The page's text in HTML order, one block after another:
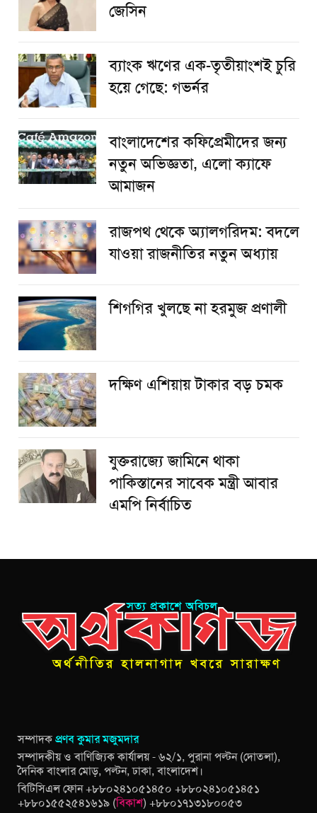
জেসিন
ব্যাংক ঋণের এক-তৃতীয়াংশই চুরি
হয়ে গেছে: গভর্নর
বাংলাদেশের কফিপ্রেমীদের জন্য
নতুন অভিজ্ঞতা, এলো ক্যাফে
আমাজন
রাজপথ থেকে অ্যালগরিদম: বদলে
যাওয়া রাজনীতির নতুন অধ্যায়
শিগগির খুলছে না হরমুজ প্রণালী
দক্ষিণ এশিয়ায় টাকার বড় চমক
যুক্তরাজ্যে জামিনে থাকা
পাকিস্তানের সাবেক মন্ত্রী আবার
এমপি নির্বাচিত
সম্পাদকপ্রণব কুমার মজুমদার
সম্পাদকীয় ও বাণিজ্যিক কার্যালয় - ৬২/১, পুরানা পল্টন (দোতলা),
দৈনিক বাংলার মোড়, পল্টন, ঢাকা, বাংলাদেশ।
বিটিসিএল ফোন +৮৮০২৪১০৫১৪৫০ +৮৮০২৪১০৫১৪৫১
+৮৮০১৫৫২৫৪১৬১৯ (বিকাশ) +৮৮০১৭১৩১৮০০৫৩